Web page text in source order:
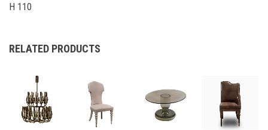
H 110
RELATED PRODUCTS